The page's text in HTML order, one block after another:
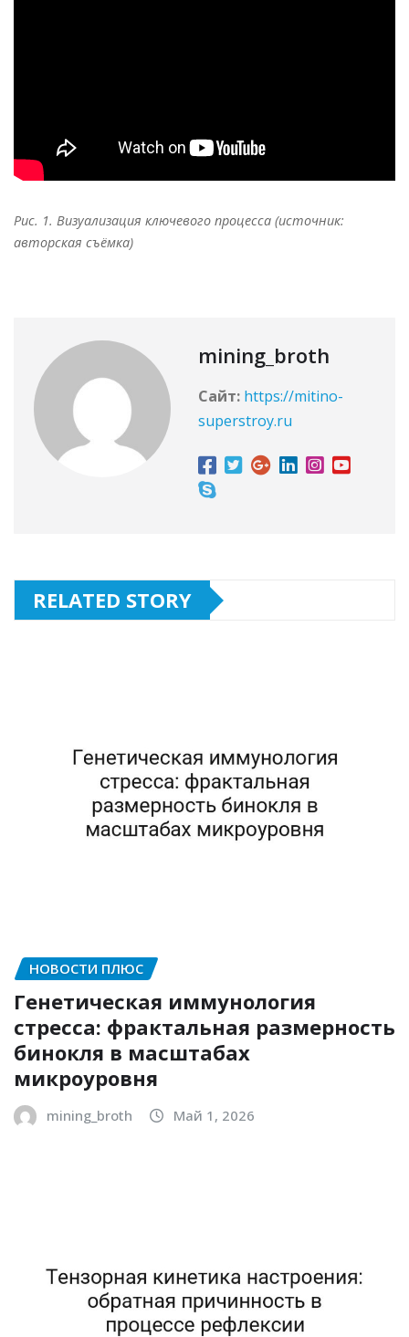
Рис. 1. Визуализация ключевого процесса (источник:
авторская съёмка)
mining_broth
Сайт: https://mitino-
superstroy.ru
RELATED STORY
НОВОСТИ ПЛЮС
Генетическая иммунология
стресса: фрактальная размерность
бинокля в масштабах
микроуровня
mining_broth Май 1, 2026